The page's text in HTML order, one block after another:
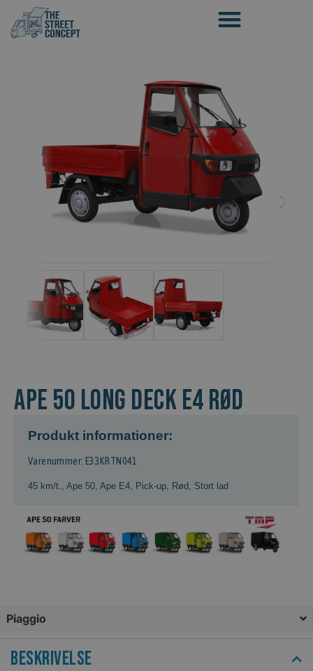
APE 50 LONG DECK E4 rød
Produkt informationer:
Varenummer: E33KRTN041
45 km/t. Ape 50 Ape E4 Pick-up Rød Stort lad
Piaggio
Beskrivelse